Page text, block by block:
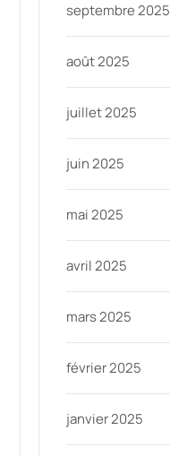
septembre 2025
août 2025
juillet 2025
juin 2025
mai 2025
avril 2025
mars 2025
février 2025
janvier 2025